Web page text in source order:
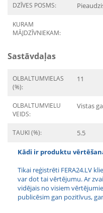
DZĪVES POSMS:
KURAM
MĀJDZĪVNIEKAM:
Sastāvdaļas
OLBALTUMVIELAS
(%):
11
OLBALTUMVIELU
VEIDS:
Vistas
TAUKI (%): 5.5
Kādi ir produktu
Tikai reģistrēti FERA24.LV
var dot tai vērtējumu. Ar
vidējais no visiem
publicēsim gan pozitīvus,